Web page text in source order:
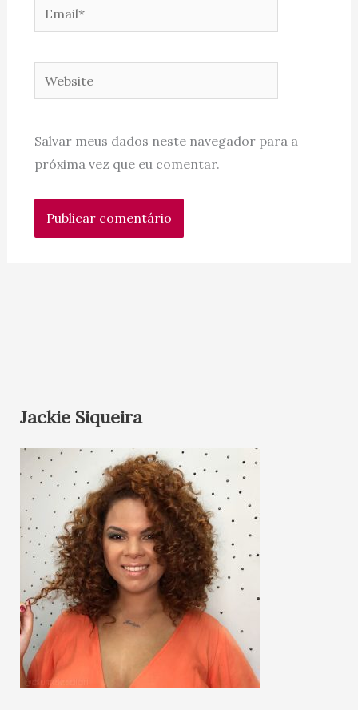
Email*
Website
Salvar meus dados neste navegador para a
próxima vez que eu comentar.
Jackie Siqueira